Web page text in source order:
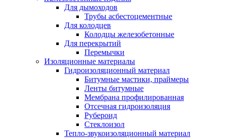
Для дымоходов
Трубы асбестоцементные
Для колодцев
Колодцы железобетонные
Для перекрытий
Перемычки
Изоляционные материалы
Гидроизоляционный материал
Битумные мастики, праймеры
Ленты битумные
Мембрана профилированная
Отсечная гидроизоляция
Рубероид
Стеклоизол
Тепло-звукоизоляционный материал